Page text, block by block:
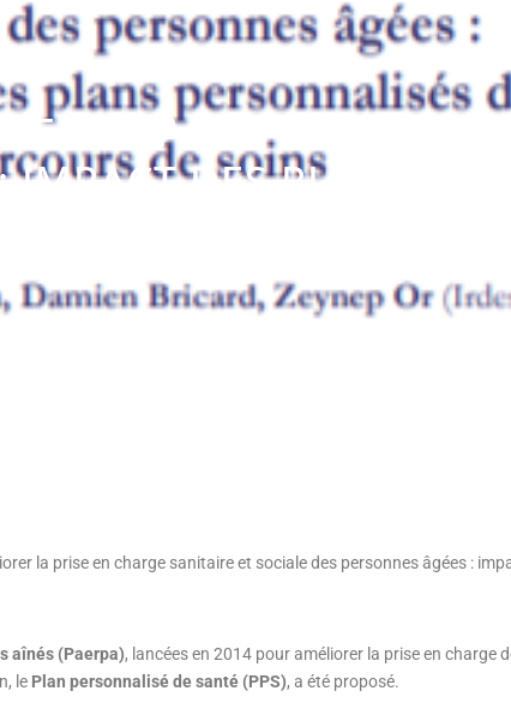
EN CHARGE SANITAIRE
IMPACT DES PLANS
la prise en charge sanitaire et sociale des personnes âgées :
aînés (Paerpa), lancées en 2014 pour améliorer la prise en charge
le Plan personnalisé de santé (PPS), a été proposé.